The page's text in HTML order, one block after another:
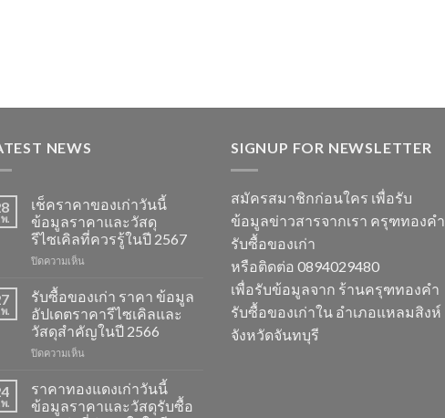
NEWS
.
เช็คราคาของเก่าวันนี้
ข้อมูลราคาและวัสดุ
รีไซเคิลที่ควรรู้ในปี 2567
ปิดความเห็น
ราคา
ของ
เก่า
วัน
นี้
ราคา
วัสดุ
.
รับซื้อของเก่า ราคา ข้อมูล
อัปเดตราคารีไซเคิลและ
วัสดุสำคัญในปี 2566
ปิดความเห็น
ของ
เก่า
.
ราคาทองแดงเก่าวันนี้
ข้อมูลราคาและวัสดุรับซื้อ
SIGNUP FOR NEWSLETTER
สมัครสมาชิกก่อนใคร เพื่อรับ
ข้อมูลข่าวสารจากเรา ครุฑทองคำ
รับซื้อของเก่า
หรือติดต่อ 0894029480
เพื่อรับข้อมูลจาก ร้านครุฑทองคำ
รับซื้อของเก่าใน อำเภอแหลมสิงห์
จังหวัดจันทบุรี